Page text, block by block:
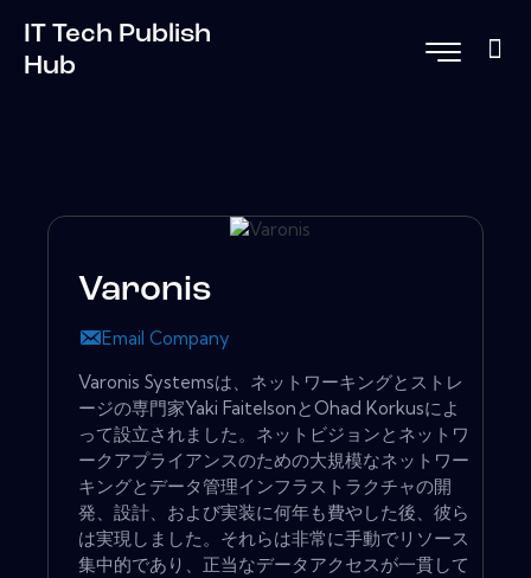
IT Tech Publish
Hub
Varonis
Email Company
Varonis Systemsは、ネットワーキングとストレ
ージの専門家Yaki FaitelsonとOhad Korkusによ
って設立されました。ネットビジョンとネットワ
ークアプライアンスのための大規模なネットワー
キングとデータ管理インフラストラクチャの開
発、設計、および実装に何年も費やした後、彼ら
は実現しました。それらは非常に手動でリソース
集中的であり、正当なデータアクセスが一貫して